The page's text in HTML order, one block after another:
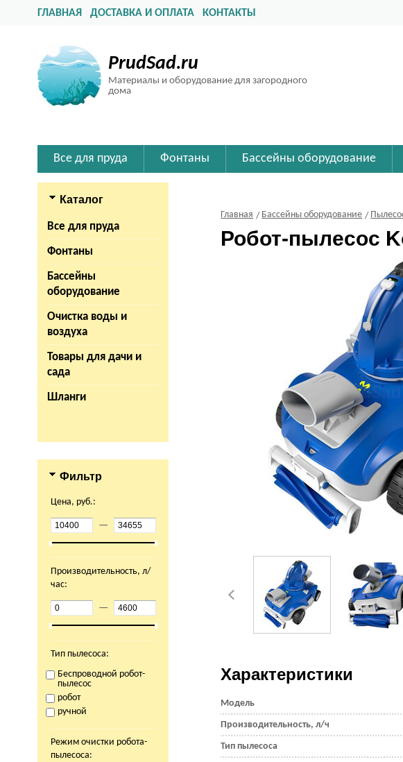
ГЛАВНАЯ ДОСТАВКА И ОПЛАТА КОНТАКТЫ
PrudSad.ru
Материалы и оборудование для загородного
дома
Все для пруда Фонтаны Бассейны оборудование
Каталог
Все для пруда
Фонтаны
Бассейны
оборудование
Очистка воды и
воздуха
Товары для дачи и
сада
Шланги
Фильтр
Цена, руб.:
—
Производительность, л/
час:
—
Тип пылесоса:
Беспроводной робот-
пылесос
робот
ручной
Режим очистки робота-
пылесоса:
Главная Бассейны оборудование
Робот-пылесос
Характеристики
Модель
Производительность, л/ч
Тип пылесоса